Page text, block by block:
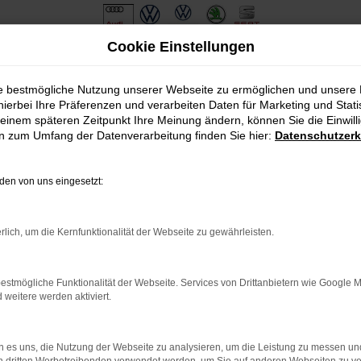
bestimmter Seiten verhindern. Funktioniert die Seite in
dem neuesten Stand sind.
kann auch dazu führen, dass bestimmte Funktionen nicht
Cookie Einstellungen
bestmögliche Nutzung unserer Webseite zu ermöglichen und unsere
Ihre Präferenzen und verarbeiten Daten für Marketing und
späteren Zeitpunkt Ihre Meinung ändern, können Sie die
zum Umfang der Datenverarbeitung finden Sie hier:
von uns eingesetzt:
um die Kernfunktionalität der Webseite zu gewährleisten.
Funktionalität der Webseite. Services von Drittanbietern wie Google
weitere werden aktiviert.
es uns, die Nutzung der Webseite zu analysieren, um die Leistung zu messen